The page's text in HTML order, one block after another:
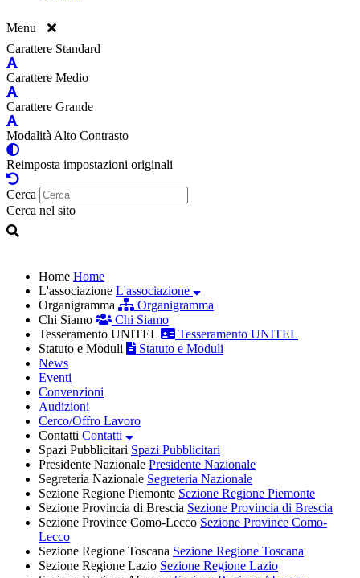
Menu
Carattere Standard
Carattere Medio
Carattere Grande
Modalità Alto Contrasto
Reimposta impostazioni originali
Cerca
Cerca nel sito
Home Home
L'associazione L'associazione
Organigramma
Organigramma
Chi Siamo
Chi Siamo
Tesseramento UNITEL
Tesseramento UNITEL
Statuto e Moduli
Statuto e Moduli
News
Eventi
Convenzioni
Audizioni
Cerco/Offro Lavoro
Contatti Contatti
Spazi Pubblicitari Spazi Pubblicitari
Presidente Nazionale Presidente Nazionale
Segreteria Nazionale Segreteria Nazionale
Sezione Regione Piemonte Sezione Regione Piemonte
Sezione Provincia di Brescia Sezione Provincia di Brescia
Sezione Province Como-Lecco Sezione Province Como-
Lecco
Sezione Regione Toscana Sezione Regione Toscana
Sezione Regione Lazio Sezione Regione Lazio